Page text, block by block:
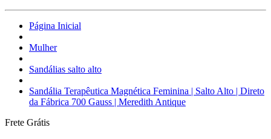
Página Inicial
Mulher
Sandálias salto alto
Sandália Terapêutica Magnética Feminina | Salto Alto | Direto
da Fábrica 700 Gauss | Meredith Antique
Frete Grátis